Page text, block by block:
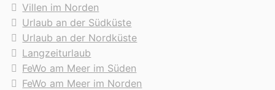
Villen im Norden
Urlaub an der Südküste
Urlaub an der Nordküste
Langzeiturlaub
FeWo am Meer im Süden
FeWo am Meer im Norden